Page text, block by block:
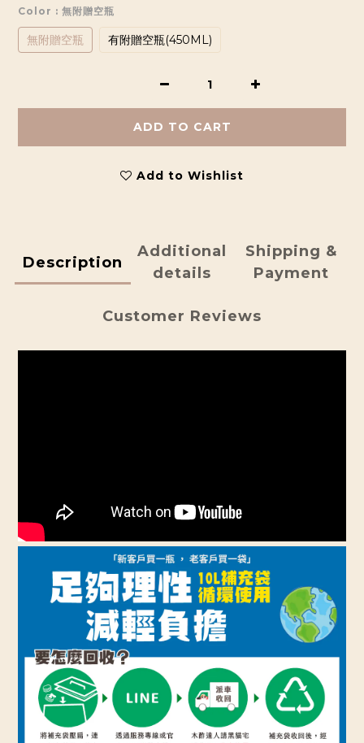
Color : 無附贈空瓶
無附贈空瓶 有附贈空瓶(450ML)
ADD TO CART
Add to Wishlist
Description
Additional
details
Shipping &
Payment
Customer Reviews